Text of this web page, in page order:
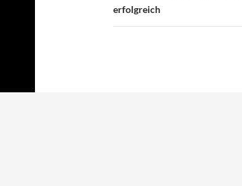
erfolgreich